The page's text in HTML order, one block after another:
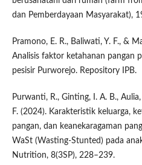
dan Pemberdayaan Masyarakat),
Pramono, E. R., Baliwati, Y. F., &
Analisis faktor ketahanan pangan
pesisir Purworejo. Repository IPB.
Purwanti, R., Ginting, I. A. B.,
F. (2024). Karakteristik keluarga,
pangan, dan keanekaragaman
WaSt (Wasting-Stunted) pada
Nutrition, 8(3SP), 228–239.